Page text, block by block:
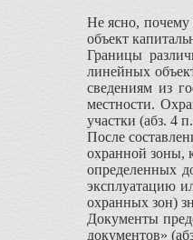
Не ясно, почему
объект
Границы
линейных
сведениям из
местности.
участ­ки (абз. 4
После
охранной зоны,
определенных
эксплуатацию
охран­ных зон)
Документы
документов»